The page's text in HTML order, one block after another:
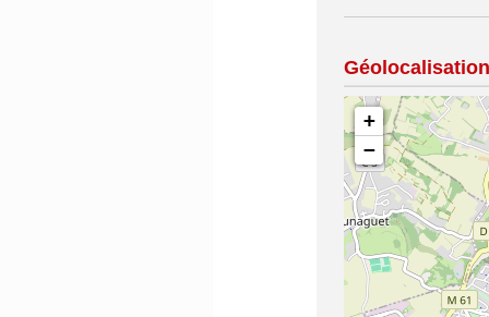
Géolocalisation
+
−